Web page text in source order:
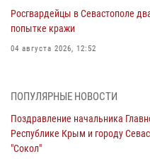
Росгвардейцы в Севастополе
попытке кражи
04 августа 2026, 12:52
мужчину
Росгвардия в Крыму и
правонарушителей
ПОПУЛЯРНЫЕ НОВОСТИ
Поздравление начальника
Республике Крым и городу
"Сокол"